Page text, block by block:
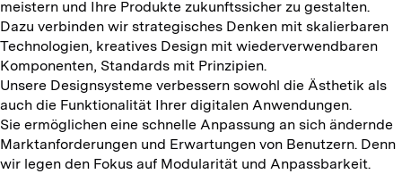
meistern und Ihre Produkte zukunftssicher zu gestalten.
Dazu verbinden wir strategisches Denken mit skalierbaren
Technologien, kreatives Design mit wiederverwendbaren
Komponenten, Standards mit Prinzipien.
Unsere Designsysteme verbessern sowohl die Ästhetik als
auch die Funktionalität Ihrer digitalen Anwendungen.
Sie ermöglichen eine schnelle Anpassung an sich ändernde
Marktanforderungen und Erwartungen von Benutzern. Denn
wir legen den Fokus auf Modularität und Anpassbarkeit.